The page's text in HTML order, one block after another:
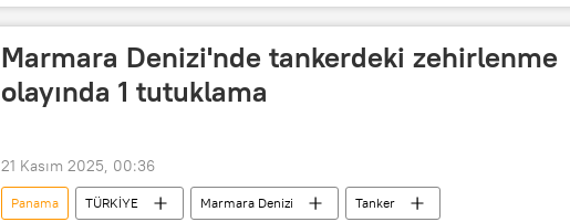
Pekin
Çin
Marmara Denizi'nde tankerdeki zehirlenme
olayında 1 tutuklama
21 Kasım 2025, 00:36
Panama TÜRKİYE Marmara Denizi Tanker